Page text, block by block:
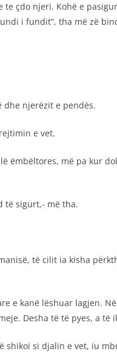
çdo njeri. Kohë e
i fundit”, tha më zë
dhe njerëzit e pendës.
e vet.
ëmbëltores, më pa kur
të sigurt,- më tha.
të cilit ia kisha
kanë lëshuar lagjen.
Desha të të pyes, a të
shikoi si djalin e vet, iu